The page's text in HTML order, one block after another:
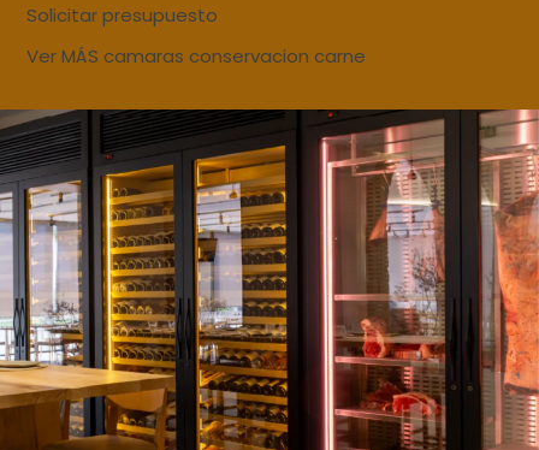
Solicitar presupuesto
Ver MÁS camaras conservacion carne